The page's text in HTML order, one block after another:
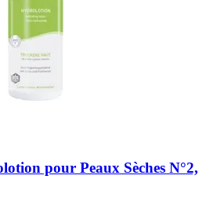
pour Peaux Sèches N°2,